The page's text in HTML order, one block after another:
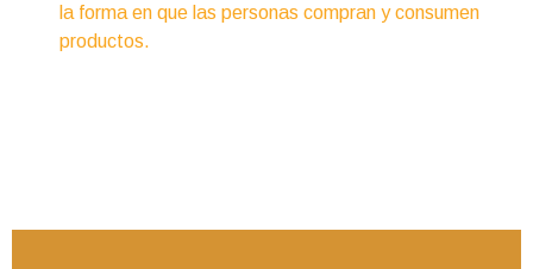
la forma en que las personas compran y consumen
productos.